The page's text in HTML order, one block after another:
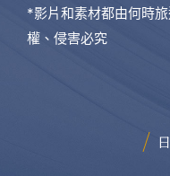
*影片和素材都由何時
權、侵害必究